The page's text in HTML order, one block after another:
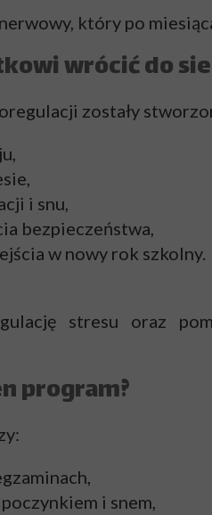
który po
wrócić do
zostały
i snu,
bezpieczeństwa,
w nowy rok szkolny.
stresu oraz
program?
i snem,